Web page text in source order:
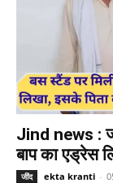
Jind news :
बाप का एड्रेस
जींद ekta kranti -